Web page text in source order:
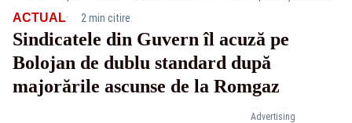
Advertising
ACTUAL· 2 min citire
Sindicatele din Guvern îl acuză pe
Bolojan de dublu standard după
majorările ascunse de la Romgaz